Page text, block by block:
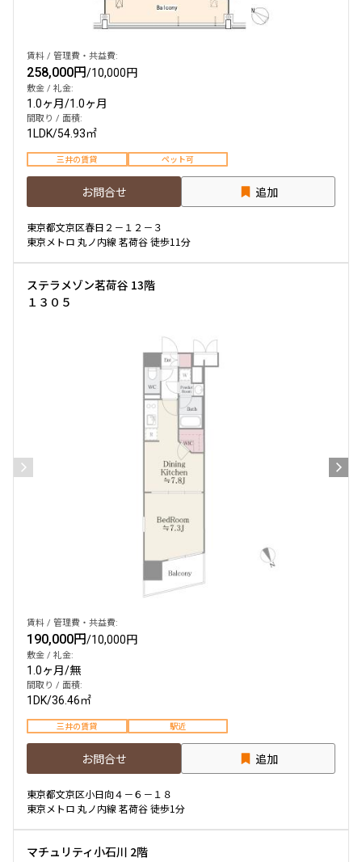
検索対象お部屋数
23
お部屋を再検索
賃料 / 管理費・共益費:
258,000円/10,000円
敷金 / 礼金:
1.0ヶ月/1.0ヶ月
間取り / 面積:
1LDK/54.93㎡
三井の賃貸 ペット可
お問合せ 追加
東京都文京区春日２－１２－３
東京メトロ 丸ノ内線 茗荷谷 徒歩11分
ステラメゾン茗荷谷 13階
１３０５
賃料 / 管理費・共益費:
190,000円/10,000円
敷金 / 礼金:
1.0ヶ月/無
間取り / 面積:
1DK/36.46㎡
三井の賃貸 駅近
お問合せ 追加
東京都文京区小日向４－６－１８
東京メトロ 丸ノ内線 茗荷谷 徒歩1分
マチュリティ小石川 2階